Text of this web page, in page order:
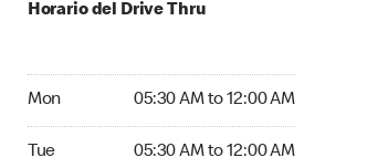
Horario del Drive Thru
Mon 05:30 AM to 12:00 AM
Tue 05:30 AM to 12:00 AM